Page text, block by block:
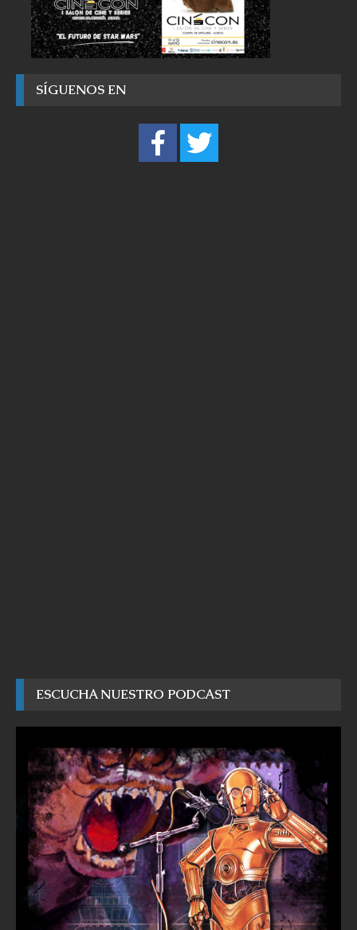
SÍGUENOS EN
ESCUCHA NUESTRO PODCAST